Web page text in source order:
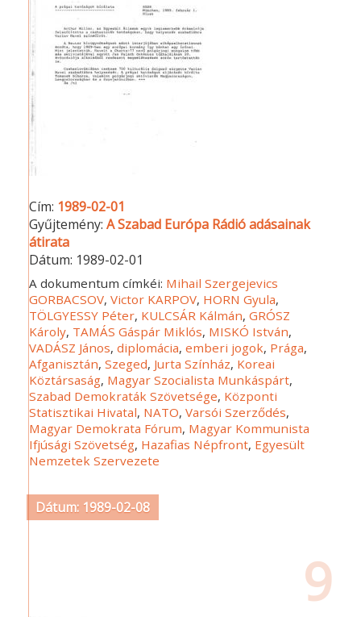
Cím: 1989-02-01
Gyűjtemény:A Szabad Európa Rádió adásainak
átirata
Dátum: 1989-02-01
A dokumentum címkéi: Mihail Szergejevics
GORBACSOV,Victor KARPOV, HORN Gyula,
TÖLGYESSY Péter, KULCSÁR Kálmán,GRÓSZ
Károly, TAMÁS Gáspár Miklós, MISKÓ István,
VADÁSZ János,diplomácia,emberi jogok, Prága,
Afganisztán,Szeged, Jurta Színház, Koreai
Köztársaság, Magyar Szocialista Munkáspárt,
Szabad Demokraták Szövetsége, Központi
Statisztikai Hivatal, NATO,Varsói Szerződés,
Magyar Demokrata Fórum, Magyar Kommunista
Ifjúsági Szövetség, Hazafias Népfront, Egyesült
Nemzetek Szervezete
Dátum: 1989-02-08
9